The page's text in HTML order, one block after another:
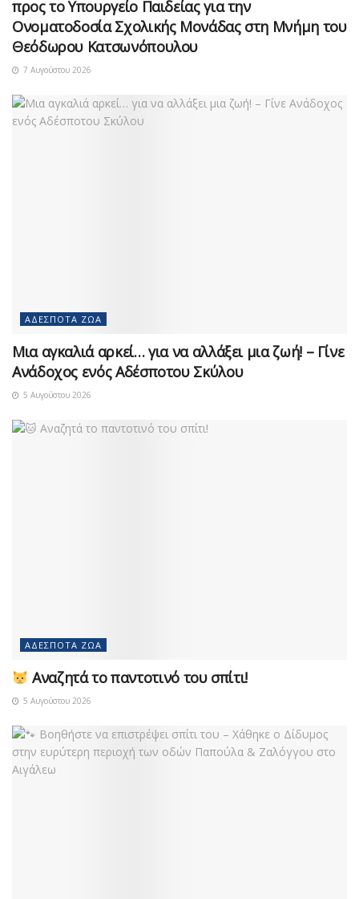
προς το Υπουργείο Παιδείας για την
Ονοματοδοσία Σχολικής Μονάδας στη Μνήμη του
Θεόδωρου Κατσωνόπουλου
7 Αυγούστου 2026
ΑΔΈΣΠΟΤΑ ΖΏΑ
Μια αγκαλιά αρκεί… για να αλλάξει μια ζωή! – Γίνε
Ανάδοχος ενός Αδέσποτου Σκύλου
5 Αυγούστου 2026
ΑΔΈΣΠΟΤΑ ΖΏΑ
Αναζητά το παντοτινό του σπίτι!
5 Αυγούστου 2026